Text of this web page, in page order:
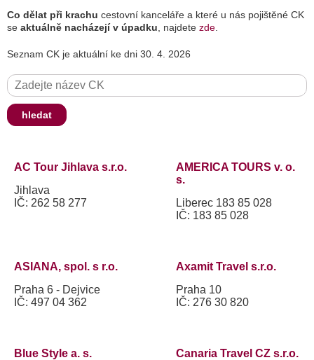
Co dělat při krachu cestovní kanceláře a které u nás pojištěné CK
se aktuálně nacházejí v úpadku , najdete zde
Seznam CK je aktuální ke dni 30. 4. 2026
hledat
AC Tour Jihlava s.r.o.
Jihlava
IČ: 262 58 277
AMERICA TOURS v. o.
s.
Liberec 183 85 028
IČ: 183 85 028
ASIANA, spol. s r.o.
Praha 6 - Dejvice
IČ: 497 04 362
Axamit Travel s.r.o.
Praha 10
IČ: 276 30 820
Blue Style a. s.
Canaria Travel CZ s.r.o.